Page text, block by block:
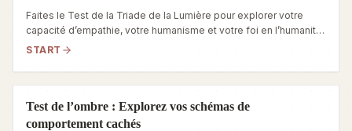
Faites le Test de la Triade de la Lumière pour explorer votre
capacité d’empathie, votre humanisme et votre foi en l’humanité.
Découvrez dès aujourd’hui les forces cachées de votre
START
Test de l’ombre : Explorez vos schémas de
comportement cachés